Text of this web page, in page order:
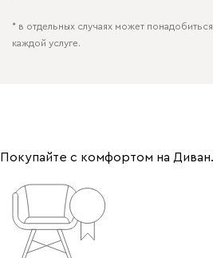
* в отдельных случаях может
каждой услуге.
Покупайте с комфортом на